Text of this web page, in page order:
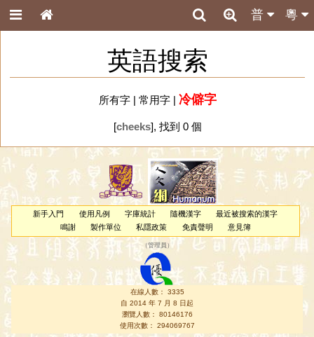
粵
普
英語搜索
所有字| 常用字| 冷僻字
[cheeks], 找到 0 個
新手入門 使用凡例 字庫統計 隨機漢字
最近被搜索的漢字
鳴謝
製作單位 私隱政策 免責聲明 意見簿
（管理員 ）
在線人數： 3335
自 2014 年 7 月 8 日起
瀏覽人數： 80146176
使用次數： 294069767